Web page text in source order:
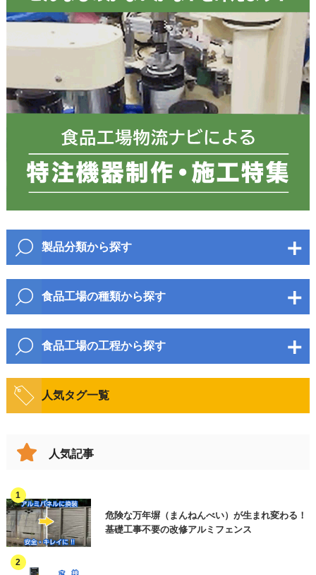
お電話番号 必須
郵便番号
都道府県 必須
市区町村
町名・番地
お問合せ内容（複数選択可） 必須
製品分類から探す
包装・梱包資材
包装・梱包機器
検査機
印字機・ラベラー
ロボット
製函機・封函機
食品工場の種類から探す
麺・パン 野菜・果物・加工品
水産・のり・加工品 畜産・鶏卵・加工品
菓子類
漬物・佃煮
穀物(麦・米など)
弁当・惣菜 レトルト・スープ
その他(食品以外)
食品工場の工程から探す
開梱・原料投入・混錬 搬送・移動
整列 加工(製品製造)
計量・計数
製函・封緘 箱詰め
パレタイズ
人気タグ一覧
人気記事
危険な万年塀（まんねんべい）が生まれ変わる！
基礎工事不要の改修アルミフェンス